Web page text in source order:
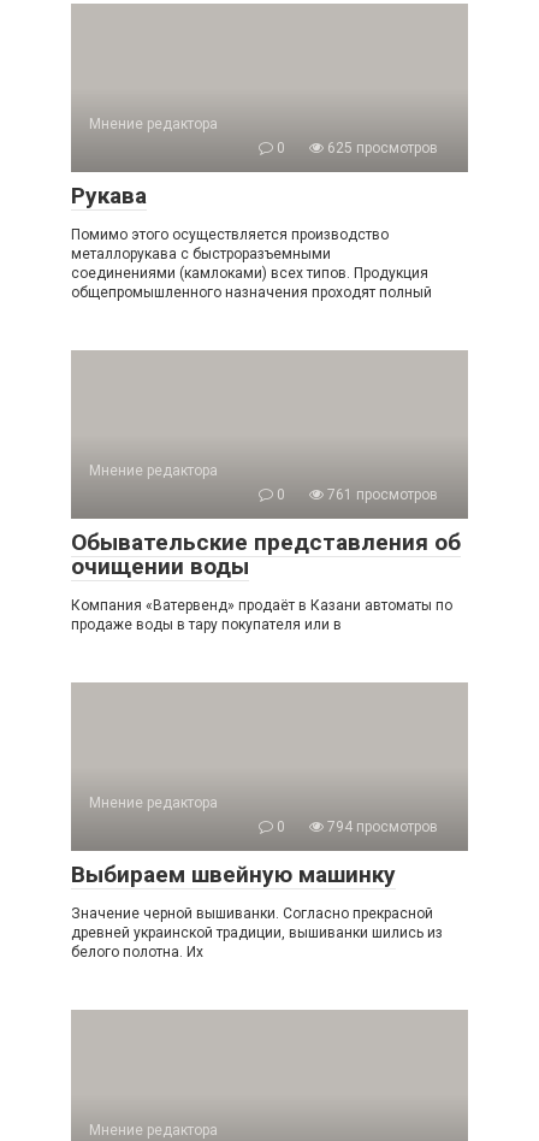
Мнение редактора
0
625 просмотров
Рукава
Помимо этого осуществляется производство
металлорукава с быстроразъемными
соединениями (камлоками) всех типов. Продукция
общепромышленного назначения проходят полный
Мнение редактора
0
761 просмотров
Обывательские представления об
очищении воды
Компания «Ватервенд» продаёт в Казани автоматы по
продаже воды в тару покупателя или в
Мнение редактора
0
794 просмотров
Выбираем швейную машинку
Значение черной вышиванки. Согласно прекрасной
древней украинской традиции, вышиванки шились из
белого полотна. Их
Мнение редактора